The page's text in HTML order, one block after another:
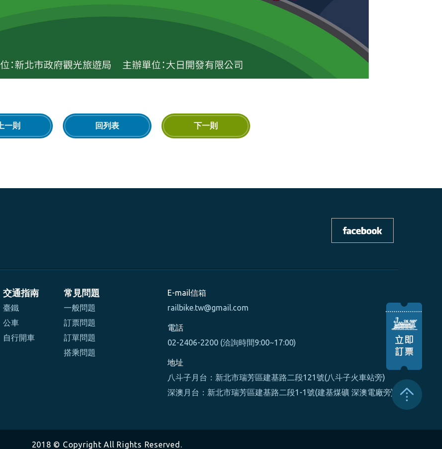
上一則 回列表 下一則
交通指南
臺鐵
公車
自行開車
常見問題
一般問題
訂票問題
訂單問題
搭乘問題
E-mail信箱
railbike.tw@gmail.com
電話
02-2406-2200 (洽詢時間9:00~17:00)
地址
八斗子月台：新北市瑞芳區建基路二段121號(八斗子火車站旁)
深澳月台：新北市瑞芳區建基路二段1-1號(建基煤礦 深澳電廠旁)
2018 © Copyright All Rights Reserved.